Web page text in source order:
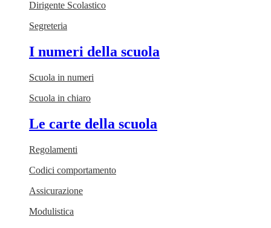
Dirigente Scolastico
Segreteria
I numeri della scuola
Scuola in numeri
Scuola in chiaro
Le carte della scuola
Regolamenti
Codici comportamento
Assicurazione
Modulistica